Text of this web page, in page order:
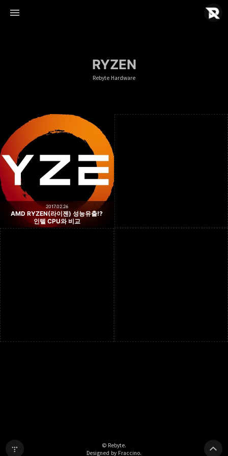
RYZEN
Rebyte Hardware
AMD RYZEN(라이젠) 성능유출!?
인텔 CPU와 비교
2017.02.26
Rebyte Hardware
© Rebyte.
Designed by Fraccino.